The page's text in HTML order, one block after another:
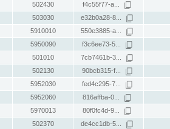
502430 f4c55f77-a...
503030 e32b0a28-8...
5910010 550e3885-a...
5950090 f3c6ee73-5...
501010 7cb7461b-3...
502130 90bcb315-f...
5952030 fed4c295-7...
5952060 816affba-0...
5970013 80f0fc4d-9...
502370 de4cc1db-5...